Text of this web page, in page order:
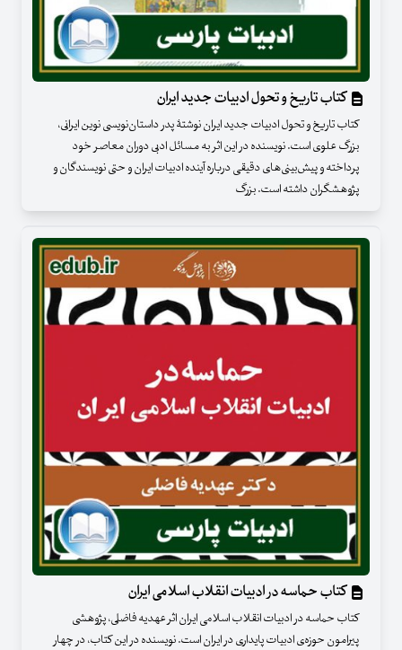
کتاب تاریخ و تحول ادبیات جدید ایران
کتاب تاریخ و تحول ادبیات جدید ایران نوشتۀ پدر داستان‌نویسی نوین ایرانی،
بزرگ علوی است. نویسنده در این اثر به مسائل ادبی دوران معاصر خود
پرداخته و پیش‌بینی‌های دقیقی درباره آینده ادبیات ایران و حتی نویسندگان و
پژوهشگران داشته است. بزرگ
کتاب حماسه در ادبیات انقلاب اسلامی ایران
کتاب حماسه در ادبیات انقلاب اسلامی ایران اثر عهدیه فاضلی، پژوهشی
پیرامون حوزه‌ی ادبیات پایداری در ایران است. نویسنده در این کتاب، در چهار